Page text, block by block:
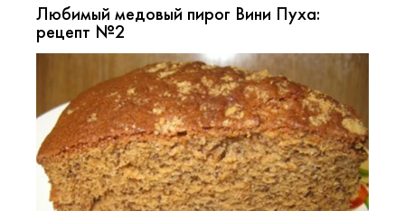
Любимый медовый пирог Вини Пуха:
рецепт №2